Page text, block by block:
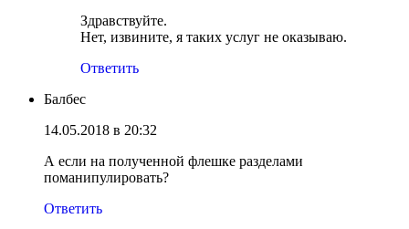
Здравствуйте.
Нет, извините, я таких услуг не оказываю.
Ответить
Балбес
14.05.2018 в 20:32
А если на полученной флешке разделами
поманипулировать?
Ответить